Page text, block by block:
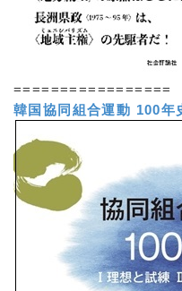
=================
韓国協同組合運動 100年